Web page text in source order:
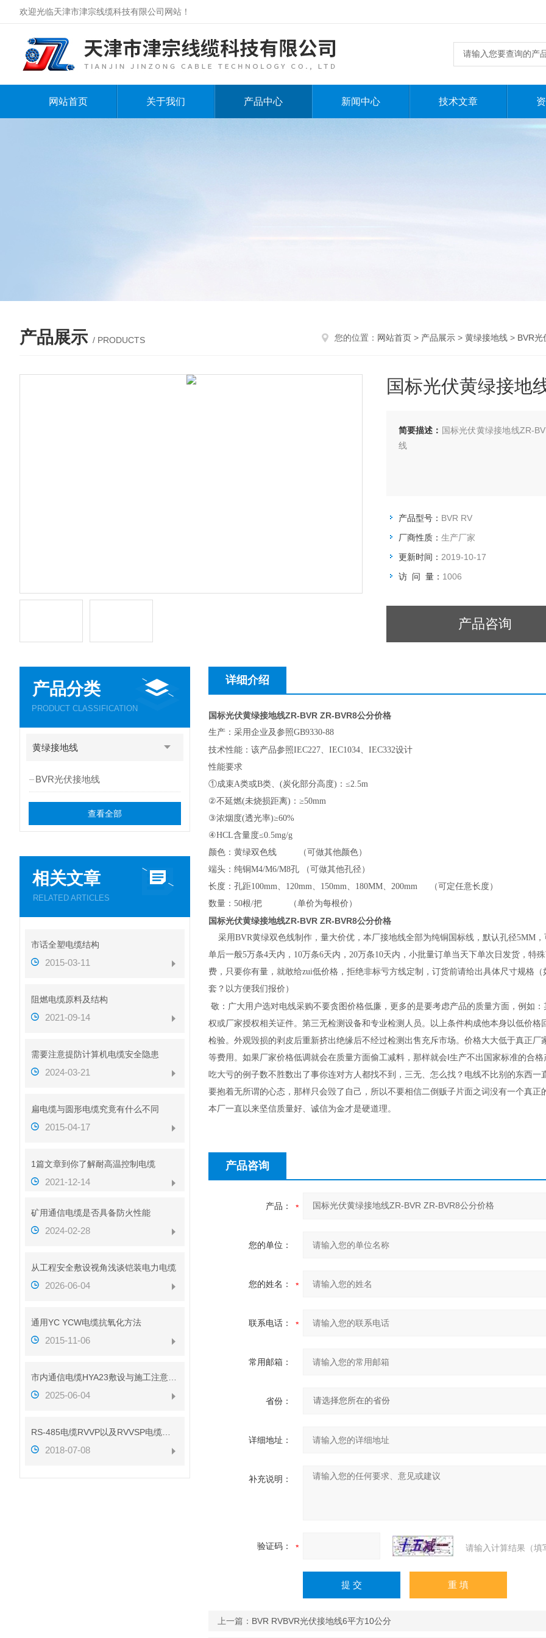
欢迎光临天津市津宗线缆科技有限公司网站！
网站首页 关于我们 产品中心 新闻中心 技术文章
产品展示 / PRODUCTS 您的位置： 网站首页 > 产品展示 > 黄绿接地线 > BVR光
国标光伏黄绿接地
简要描述： 国标光伏黄绿接地线ZR-
线
产品型号： BVR RV
厂商性质： 生产厂家
更新时间： 2019-10-17
访 问 量： 1006
产品咨询
产品分类
PRODUCT CLASSIFICATION
黄绿接地线
BVR光伏接地线
查看全部
相关文章
RELATED ARTICLES
市话全塑电缆结构
2015-03-11
阻燃电缆原料及结构
2021-09-14
需要注意提防计算机电缆安全隐患
2024-03-21
扁电缆与圆形电缆究竟有什么不同
2015-04-17
1篇文章到你了解耐高温控制电缆
2021-12-14
矿用通信电缆是否具备防火性能
2024-02-28
从工程安全敷设视角浅谈铠装电力电缆
2026-06-04
通用YC YCW电缆抗氧化方法
2015-11-06
2025-06-04
2018-07-08
详细介绍
国标光伏黄绿接地线ZR-BVR ZR-BVR8公分价格
生产 ： 采用企业及参照GB9330-88
技术性能 ： 该产品参照IEC227、IEC1034、IEC332设计
性能要求
①成束A类或B类、(炭化部分高度)：≤2.5m
②不延燃(未烧损距离)：≥50mm
③浓烟度(透光率)≥60%
④HCL含量度≤0.5mg/g
颜色：黄绿双色线 （可做其他颜色）
端头：纯铜M4/M6/M8孔 （可做其他孔径）
长度：孔距100mm、120mm、150mm、180MM、200mm （可定任意长度）
数量：50根/把 （单价为每根价）
国标光伏黄绿接地线ZR-BVR ZR-BVR8公分价格
采用BVR黄绿双色线制作，量大价优，本厂接地线全部为纯铜国标线，默认孔径5MM
单后一般5万条4天内，10万条6天内，20万条10天内，小批量订单当天下单次日发货，
费，只要你有量，就敢给zui低价格，拒绝非标亏方线定制，订货前请给出具体尺寸规格
套？以方便我们报价）
敬：广大用户选对电线采购不要贪图价格低廉，更多的是要考虑产品的质量方面，例如
权或厂家授权相关证件。第三无检测设备和专业检测人员。以上条件构成他本身以低价
检验。外观毁损的剥皮后重新挤出绝缘后不经过检测出售充斥市场。价格大大低于真正
等费用。如果厂家价格低调就会在质量方面偷工减料，那样就会I生产不出国家标准的合
吃大亏的例子数不胜数出了事你连对方人都找不到，三无、怎么找？电线不比别的东西
要抱着无所谓的心态，那样只会毁了自己，所以不要相信二倒贩子片面之词没有一个真
本厂一直以来坚信质量好、诚信为金才是硬道理。
产品咨询
产品：
您的单位：
您的姓名：
联系电话：
常用邮箱：
省份：
详细地址：
补充说明：
验证码： 请输入计算结果（填
上一篇： BVR RVBVR光伏接地线6平方10公分